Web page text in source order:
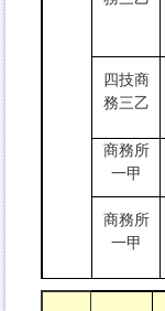
四技商
務三乙
商務所
一甲
商務所
一甲